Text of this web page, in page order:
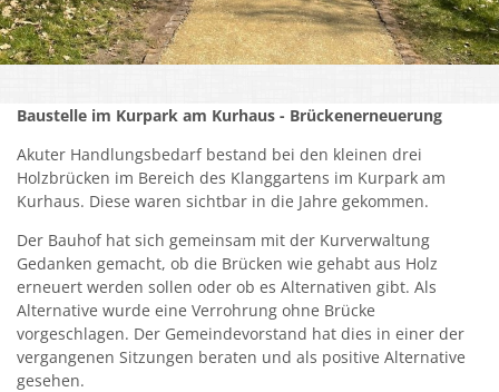
Kirchen
Schulen
Seniorenarbeit, Gemeindepflegerin
Umwelt
Vereine
Vorteile für Ehrenamts-Card Inhaber
Wichtige Rufnummern
Baustelle im Kurpark am Kurhaus - Brückenerneuerung
Akuter Handlungsbedarf bestand bei den kleinen drei
Holzbrücken im Bereich des Klanggartens im Kurpark am
Kurhaus. Diese waren sichtbar in die Jahre gekommen.
Der Bauhof hat sich gemeinsam mit der Kurverwaltung
Gedanken gemacht, ob die Brücken wie gehabt aus Holz
erneuert werden sollen oder ob es Alternativen gibt. Als
Alternative wurde eine Verrohrung ohne Brücke
vorgeschlagen. Der Gemeindevorstand hat dies in einer der
vergangenen Sitzungen beraten und als positive Alternative
gesehen.